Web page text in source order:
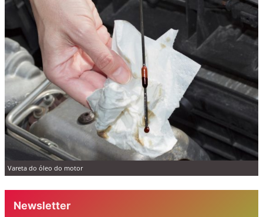
Vareta do óleo do motor
Newsletter